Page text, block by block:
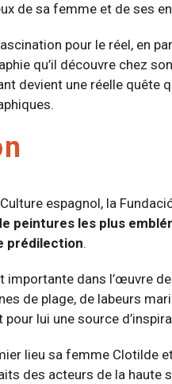
de sa femme et de ses
pour le réel, en
qu’il découvre chez
devient une réelle quête
espagnol, la
peintures les plus
prédilection.
importante dans l’œuvre
de plage, de labeurs
lui une source
lieu sa femme Clotilde
des acteurs de la haute